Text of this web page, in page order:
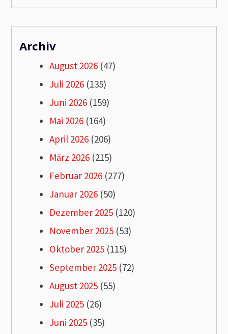
Archiv
August 2026 (47)
Juli 2026 (135)
Juni 2026 (159)
Mai 2026 (164)
April 2026 (206)
März 2026 (215)
Februar 2026 (277)
Januar 2026 (50)
Dezember 2025 (120)
November 2025 (53)
Oktober 2025 (115)
September 2025 (72)
August 2025 (55)
Juli 2025 (26)
Juni 2025 (35)